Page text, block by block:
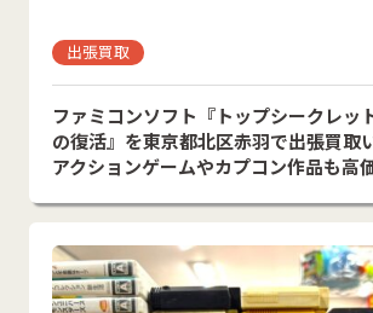
出張買取
ファミコンソフト『トップシークレッ
の復活』を東京都北区赤羽で出張買取
アクションゲームやカプコン作品も高